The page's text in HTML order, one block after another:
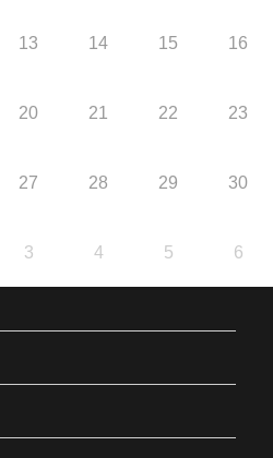
13 14 15 16
20 21 22 23
27 28 29 30
3 4 5 6